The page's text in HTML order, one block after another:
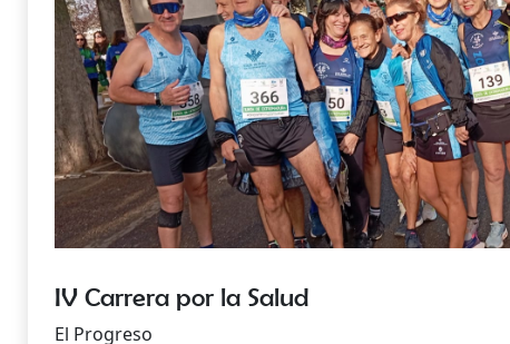
IV Carrera por la Salud
El Progreso